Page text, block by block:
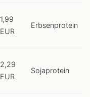
1,99
EUR
Erbsenprotein
2,29
EUR
Sojaprotein